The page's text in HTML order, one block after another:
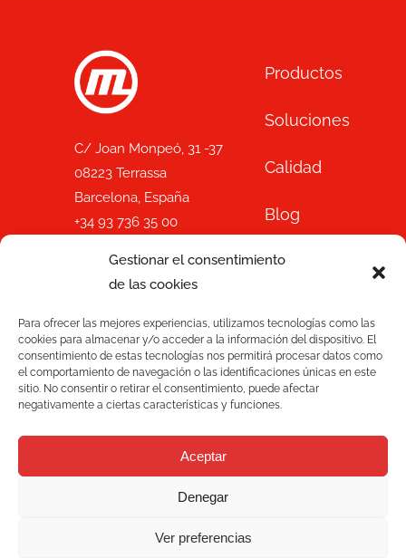
Gestionar el consentimiento
de las cookies
Para ofrecer las mejores experiencias, utilizamos tecnologías como las
cookies para almacenar y/o acceder a la información del dispositivo. El
consentimiento de estas tecnologías nos permitirá procesar datos como
el comportamiento de navegación o las identificaciones únicas en este
sitio. No consentir o retirar el consentimiento, puede afectar
negativamente a ciertas características y funciones.
Aceptar
Denegar
Ver preferencias
C/ Joan Monpeó, 31 -37
08223 Terrassa
Barcelona, España
+34 93 736 35 00
amb el suport de:
Productos
Soluciones
Calidad
Blog
Mecesa
Contacto